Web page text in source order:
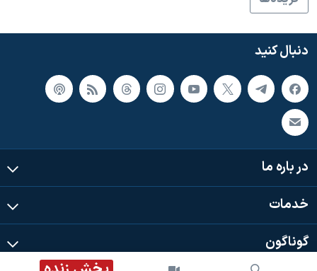
همایش محافظه‌کاران آمریکا «سی‌پک»
صفحه‌های ویژه
سفر پرزیدنت ترامپ به چین
دنبال کنید
در باره ما
خدمات
گوناگون